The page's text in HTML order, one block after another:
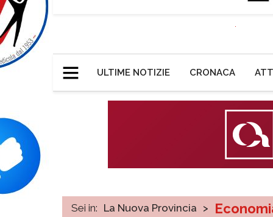
ULTIME NOTIZIE CRONACA
Sei in: La Nuova Provincia >